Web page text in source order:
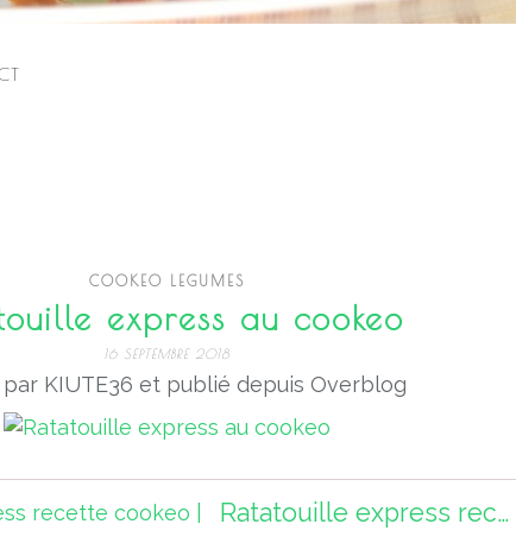
COOKEO LEGUMES
express au cookeo
16 SEPTEMBRE 2018
par KIUTE36 et publié depuis Overblog
Ratatouille express recette cookeo |